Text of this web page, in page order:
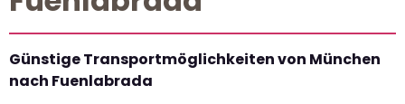
Günstige Transportmöglichkeiten von München
nach Fuenlabrada